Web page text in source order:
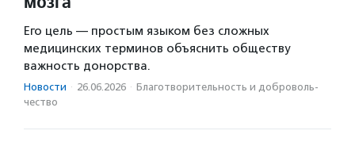
Его цель — простым языком без сложных
медицинских терминов объяснить обществу
важность донорства.
Новости · 26.06.2026 · Благотвори­тель­ность и доброволь­
чест­во